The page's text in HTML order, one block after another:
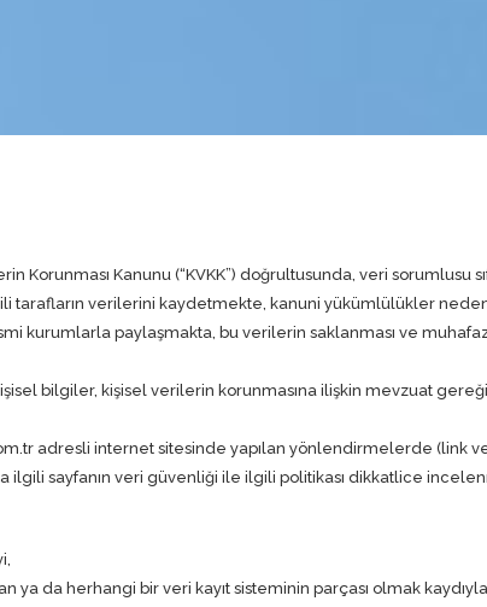
Korunması Kanunu (“KVKK”) doğrultusunda, veri sorumlusu
verilerini kaydetmekte, kanuni yükümlülükler
paylaşmakta, bu verilerin saklanması ve
bilgiler, kişisel verilerin korunmasına ilişkin mevzuat
adresli internet sitesinde yapılan yönlendirmelerde (link
sayfanın veri güvenliği ile ilgili politikası dikkatlice
ya da herhangi bir veri kayıt sisteminin parçası olmak